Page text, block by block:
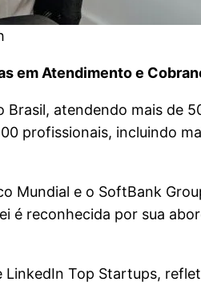
em Atendimento e
atendendo mais de
profissionais, incluindo
Mundial e o SoftBank
é reconhecida por sua
Top Startups,